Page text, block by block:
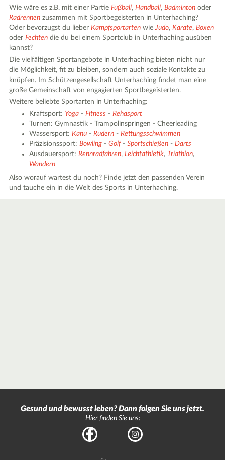
Wie wäre es z.B. mit einer PartieFußball,Handball,Badminton oder
Radrennen zusammen mit Sportbegeisterten in Unterhaching?
Oder bevorzugst du lieberKampfsportarten wieJudo,Karate,Boxen
oderFechten die du bei einem Sportclub in Unterhaching ausüben
kannst?
Die vielfältigen Sportangebote in Unterhaching bieten nicht nur
die Möglichkeit, fit zu bleiben, sondern auch soziale Kontakte zu
knüpfen. Im Schützengesellschaft Unterhaching findet man eine
große Gemeinschaft von engagierten Sportbegeisterten.
Weitere beliebte Sportarten in Unterhaching:
Kraftsport: Yoga -Fitness -Rehasport
Turnen: Gymnastik - Trampolinspringen - Cheerleading
Wassersport:Kanu -Rudern -Rettungsschwimmen
Präzisionssport:Bowling -Golf-Sportschießen -Darts
Ausdauersport:Rennradfahren,Leichtathletik,Triathlon,
Wandern
Also worauf wartest du noch? Finde jetzt den passenden Verein
und tauche ein in die Welt des Sports in Unterhaching.
Gesund und bewusst leben? Dann folgen Sie uns jetzt.
Hier finden Sie uns:
Facebook Instagram